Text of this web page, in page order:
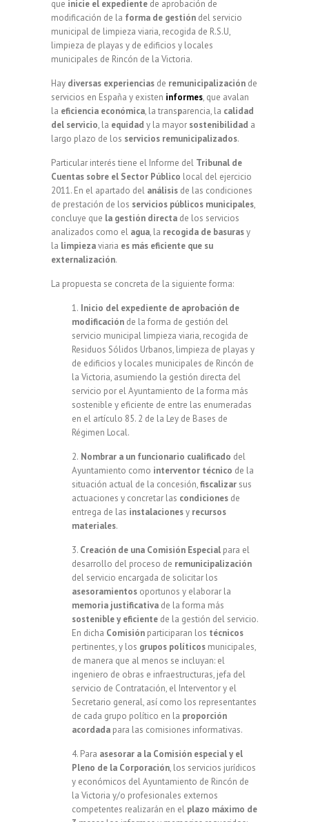
que inicie el expediente de aprobación de
modificación de la forma de gestión del servicio
municipal de limpieza viaria, recogida de R.S.U,
limpieza de playas y de edificios y locales
municipales de Rincón de la Victoria.
Hay diversas experiencias de remunicipalización de
servicios en España y existen informes, que avalan
la eficiencia económica, la transparencia, la calidad
del servicio, la equidad y la mayor sostenibilidad a
largo plazo de los servicios remunicipalizados.
Particular interés tiene el Informe del Tribunal de
Cuentas sobre el Sector Público local del ejercicio
2011. En el apartado del análisis de las condiciones
de prestación de los servicios públicos municipales,
concluye que la gestión directa de los servicios
analizados como el agua, la recogida de basurasy
la limpiezaviaria es más eficiente que su
externalización.
La propuesta se concreta de la siguiente forma:
1. Inicio del expediente de aprobación de
modificación de la forma de gestión del
servicio municipal limpieza viaria, recogida de
Residuos Sólidos Urbanos, limpieza de playas y
de edificios y locales municipales de Rincón de
la Victoria, asumiendo la gestión directa del
servicio por el Ayuntamiento de la forma más
sostenible y eficiente de entre las enumeradas
en el artículo 85. 2 de la Ley de Bases de
Régimen Local.
2. Nombrar a un funcionario cualificado del
Ayuntamiento como interventor técnico de la
situación actual de la concesión,fiscalizar sus
actuaciones y concretar las condiciones de
entrega de las instalacionesy recursos
materiales.
3. Creación de una Comisión Especial para el
desarrollo del proceso de remunicipalización
del servicio encargada de solicitar los
asesoramientos oportunos y elaborar la
memoria justificativa de la forma más
sostenibley eficiente de la gestión del servicio.
En dicha Comisión participaran los técnicos
pertinentes, y los grupos políticos municipales,
de manera que al menos se incluyan: el
ingeniero de obras e infraestructuras, jefa del
servicio de Contratación, el Interventor y el
Secretario general, así como los representantes
de cada grupo político en la proporción
acordada para las comisiones informativas.
4. Para asesorar a la Comisión especial y el
Pleno de la Corporación, los servicios jurídicos
y económicos del Ayuntamiento de Rincón de
la Victoria y/o profesionales externos
competentes realizarán en el plazo máximo de